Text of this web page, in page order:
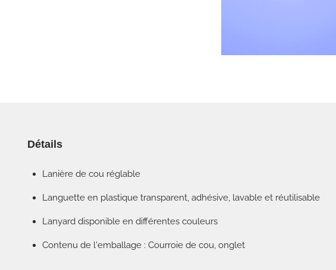
Détails
Lanière de cou réglable
Languette en plastique transparent, adhésive, lavable et réutilisable
Lanyard disponible en différentes couleurs
Contenu de l'emballage : Courroie de cou, onglet